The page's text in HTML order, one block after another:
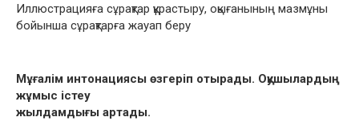
Иллюстрацияға сұрақтар құрастыру, оқығанының мазмұны
бойынша сұрақтарға жауап беру
Мұғалім интонациясы өзгеріп отырады. Оқушылардың
жұмыс істеу
жылдамдығы артады.